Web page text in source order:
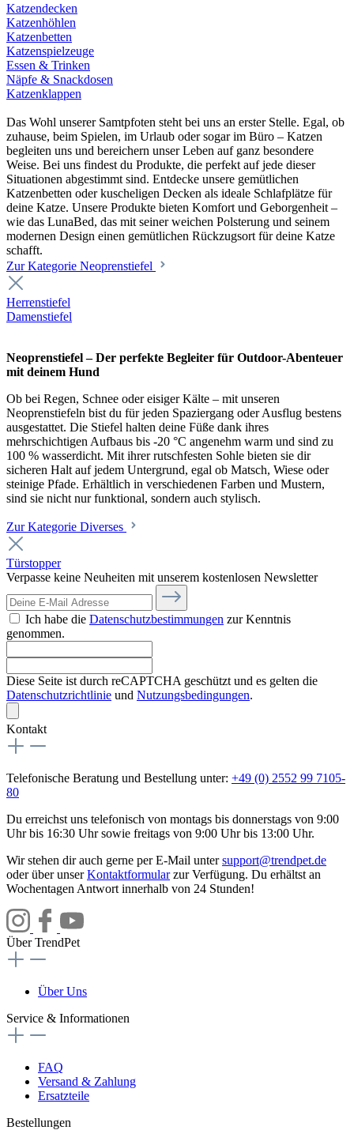
Katzendecken
Katzenhöhlen
Katzenbetten
Katzenspielzeuge
Essen & Trinken
Näpfe & Snackdosen
Katzenklappen
Das Wohl unserer Samtpfoten steht bei uns an erster Stelle. Egal, ob
zuhause, beim Spielen, im Urlaub oder sogar im Büro – Katzen
begleiten uns und bereichern unser Leben auf ganz besondere
Weise. Bei uns findest du Produkte, die perfekt auf jede dieser
Situationen abgestimmt sind. Entdecke unsere gemütlichen
Katzenbetten oder kuscheligen Decken als ideale Schlafplätze für
deine Katze. Unsere Produkte bieten Komfort und Geborgenheit –
wie das LunaBed, das mit seiner weichen Polsterung und seinem
modernen Design einen gemütlichen Rückzugsort für deine Katze
schafft.
Zur Kategorie Neoprenstiefel
Herrenstiefel
Damenstiefel
Neoprenstiefel – Der perfekte Begleiter für Outdoor-Abenteuer
mit deinem Hund
Ob bei Regen, Schnee oder eisiger Kälte – mit unseren
Neoprenstiefeln bist du für jeden Spaziergang oder Ausflug bestens
ausgestattet. Die Stiefel halten deine Füße dank ihres
mehrschichtigen Aufbaus bis -20 °C angenehm warm und sind zu
100 % wasserdicht. Mit ihrer rutschfesten Sohle bieten sie dir
sicheren Halt auf jedem Untergrund, egal ob Matsch, Wiese oder
steinige Pfade. Erhältlich in verschiedenen Farben und Mustern,
sind sie nicht nur funktional, sondern auch stylisch.
Zur Kategorie Diverses
Türstopper
Verpasse keine Neuheiten mit unserem kostenlosen Newsletter
Ich habe die Datenschutzbestimmungen zur Kenntnis
genommen.
Diese Seite ist durch reCAPTCHA geschützt und es gelten die
Datenschutzrichtlinie und Nutzungsbedingungen.
Kontakt
Telefonische Beratung und Bestellung unter: +49 (0) 2552 99 7105-
80
Du erreichst uns telefonisch von montags bis donnerstags von 9:00
Uhr bis 16:30 Uhr sowie freitags von 9:00 Uhr bis 13:00 Uhr.
Wir stehen dir auch gerne per E-Mail untersupport@trendpet.de
oder über unserKontaktformularzur Verfügung. Du erhältst an
Wochentagen Antwort innerhalb von 24 Stunden!
Über TrendPet
Über Uns
Service & Informationen
FAQ
Versand & Zahlung
Ersatzteile
Bestellungen